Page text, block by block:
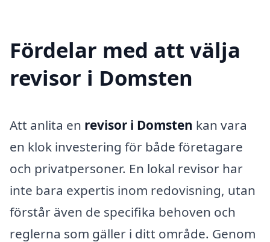
Fördelar med att välja
revisor i Domsten
Att anlita en revisor i Domsten kan vara
en klok investering för både företagare
och privatpersoner. En lokal revisor har
inte bara expertis inom redovisning, utan
förstår även de specifika behoven och
reglerna som gäller i ditt område. Genom